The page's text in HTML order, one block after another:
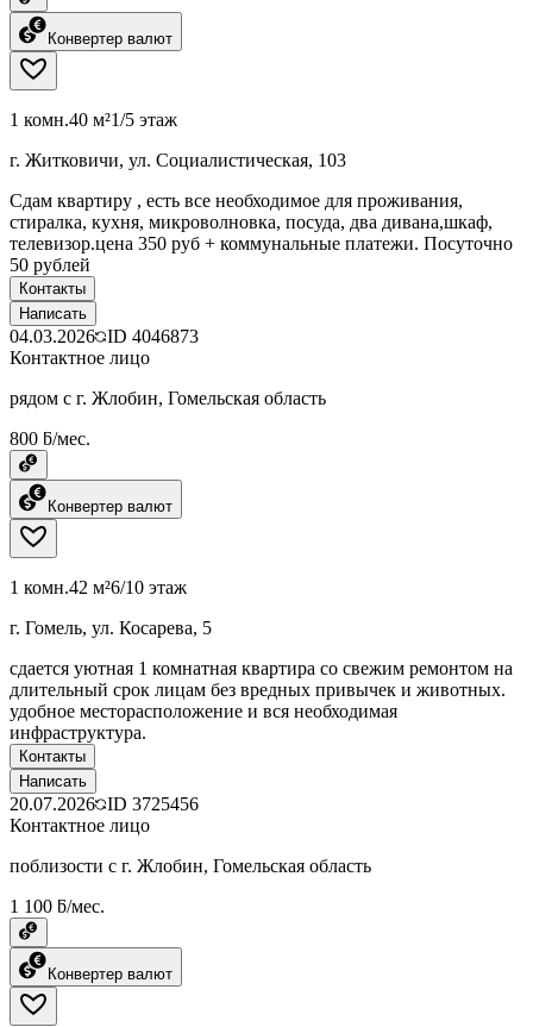
Конвертер валют
1 комн.40 м²1/5 этаж
г. Житковичи, ул. Социалистическая, 103
Сдам квартиру , есть все необходимое для проживания,
стиралка, кухня, микроволновка, посуда, два дивана,шкаф,
телевизор.цена 350 руб + коммунальные платежи. Посуточно
50 рублей
Контакты
Написать
04.03.2026 ID 4046873
Контактное лицо
рядом с г. Жлобин, Гомельская область
800 ƃ/мес.
Конвертер валют
1 комн.42 м²6/10 этаж
г. Гомель, ул. Косарева, 5
сдается уютная 1 комнатная квартира со свежим ремонтом на
длительный срок лицам без вредных привычек и животных.
удобное месторасположение и вся необходимая
инфраструктура.
Контакты
Написать
20.07.2026 ID 3725456
Контактное лицо
поблизости с г. Жлобин, Гомельская область
1 100 ƃ/мес.
Конвертер валют